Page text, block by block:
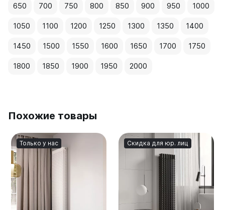
650 700 750 800 850 900 950 1000
1050 1100 1200 1250 1300 1350 1400
1450 1500 1550 1600 1650 1700 1750
1800 1850 1900 1950 2000
Похожие товары
Только у нас Скидка для юр. лиц